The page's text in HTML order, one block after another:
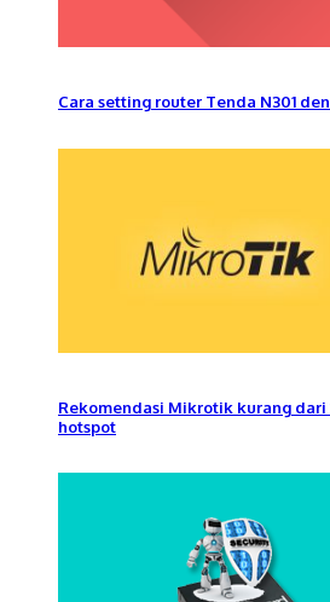
Cara setting router Tenda N301
Rekomendasi Mikrotik kurang dari
hotspot